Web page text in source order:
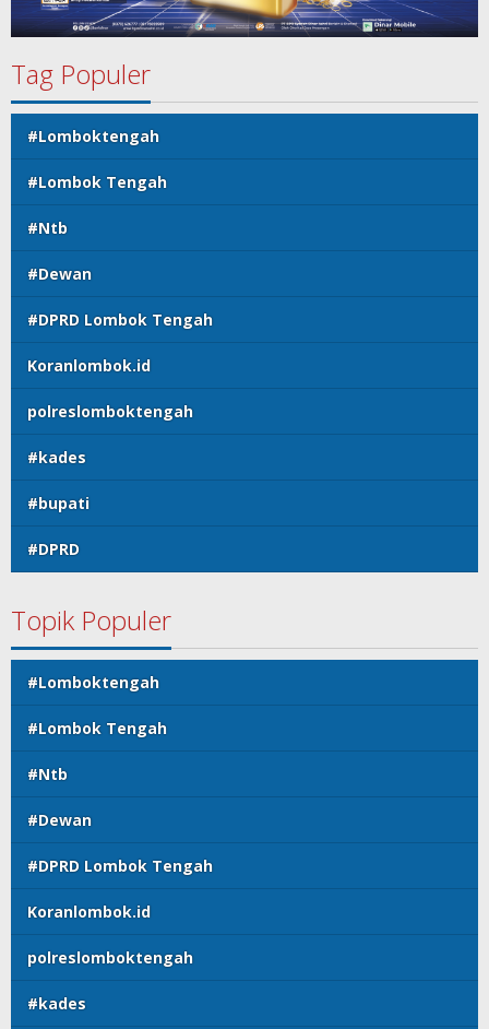
Tag Populer
#Lomboktengah
#Lombok Tengah
#Ntb
#Dewan
#DPRD Lombok Tengah
Koranlombok.id
polreslomboktengah
#kades
#bupati
#DPRD
Topik Populer
#Lomboktengah
#Lombok Tengah
#Ntb
#Dewan
#DPRD Lombok Tengah
Koranlombok.id
polreslomboktengah
#kades